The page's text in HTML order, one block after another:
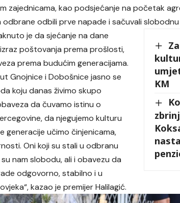
zajednicama, kao podsjećanje na početak
odbrane odbili prve napade i sačuvali
KM
je da sjećanje na dane
poštovanja prema prošlosti,
prema budućim generacijama.
Gnojnice i Dobošnice jasno se
koju danas živimo skupo
da čuvamo istinu o
da njegujemo kulturu
generacije učimo činjenicama,
Oni koji su stali u odbranu
nam slobodu, ali i obavezu da
odgovorno, stabilno i u
kazao je premijer Halilagić.